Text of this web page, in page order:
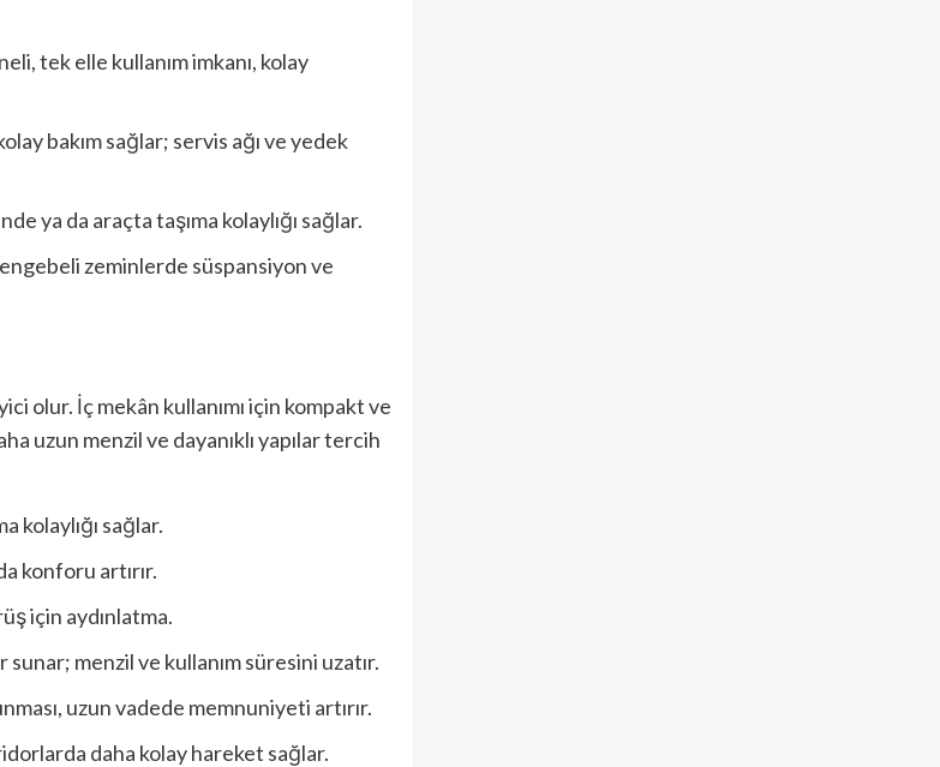
tek elle kullanım imkanı, kolay
bakım sağlar; servis ağı ve yedek
ya da araçta taşıma kolaylığı sağlar.
zeminlerde süspansiyon ve
olur. İç mekân kullanımı için kompakt ve
uzun menzil ve dayanıklı yapılar tercih
kolaylığı sağlar.
konforu artırır.
için aydınlatma.
menzil ve kullanım süresini uzatır.
uzun vadede memnuniyeti artırır.
daha kolay hareket sağlar.